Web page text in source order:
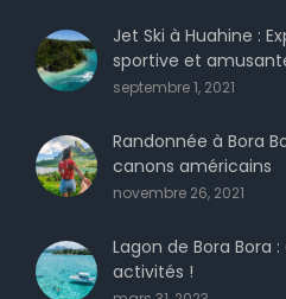
Jet Ski à Huahine :
sportive et
septembre 1, 2021
Randonnée à Bora
canons américains
novembre 26, 2021
Lagon de Bora Bora
activités !